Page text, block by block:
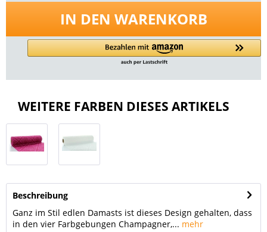
IN DEN WARENKORB
WEITERE FARBEN DIESES ARTIKELS
Beschreibung
Ganz im Stil edlen Damasts ist dieses Design gehalten, dass
in den vier Farbgebungen Champagner,... mehr